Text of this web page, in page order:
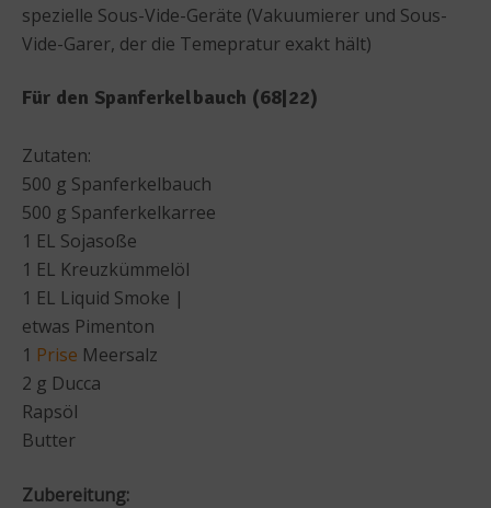
spezielle Sous-Vide-Geräte (Vakuumierer und Sous-
Vide-Garer, der die Temepratur exakt hält)
Für den Spanferkelbauch (68|22)
Zutaten:
500 g Spanferkelbauch
500 g Spanferkelkarree
1 EL Sojasoße
1 EL Kreuzkümmelöl
1 EL Liquid Smoke |
etwas Pimenton
1 Prise Meersalz
2 g Ducca
Rapsöl
Butter
Zubereitung: